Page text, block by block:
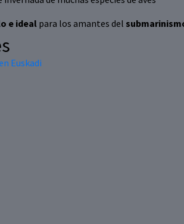
e ideal para los amantes del
Euskadi